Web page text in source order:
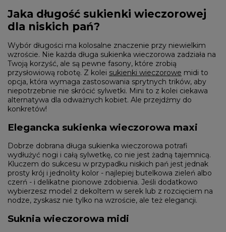
Jaka długość sukienki wieczorowej
dla niskich pań?
Wybór długości ma kolosalne znaczenie przy niewielkim
wzroście. Nie każda długa sukienka wieczorowa zadziała na
Twoją korzyść, ale są pewne fasony, które zrobią
przysłowiową robotę. Z kolei sukienki wieczorowe midi to
opcja, która wymaga zastosowania sprytnych trików, aby
niepotrzebnie nie skrócić sylwetki. Mini to z kolei ciekawa
alternatywa dla odważnych kobiet. Ale przejdźmy do
konkretów!
Elegancka sukienka wieczorowa maxi
Dobrze dobrana długa sukienka wieczorowa potrafi
wydłużyć nogi i całą sylwetkę, co nie jest żadną tajemnicą.
Kluczem do sukcesu w przypadku niskich pań jest jednak
prosty krój i jednolity kolor - najlepiej butelkowa zieleń albo
czerń - i delikatne pionowe zdobienia. Jeśli dodatkowo
wybierzesz model z dekoltem w serek lub z rozcięciem na
nodze, zyskasz nie tylko na wzroście, ale też elegancji.
Suknia wieczorowa midi